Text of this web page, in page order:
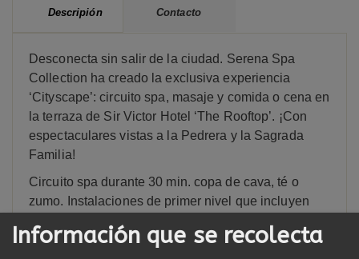
Desconecta sin salir de la ciudad. Serena Spa
Collection ha creado la exclusiva experiencia
‘Cityscape’: circuito spa, masaje y comida o cena en
la terraza de Sir Victor Hotel ‘The Rooftop’. ¡Con
espectaculares vistas a la Pedrera y la Sagrada
Familia!
Circuito spa durante 30 min. copa de cava, té o
zumo. Instalaciones de primer nivel que incluyen
de agua fría y divanes de relajación con vistas a un
Descripión Contacto
Información que se recolecta